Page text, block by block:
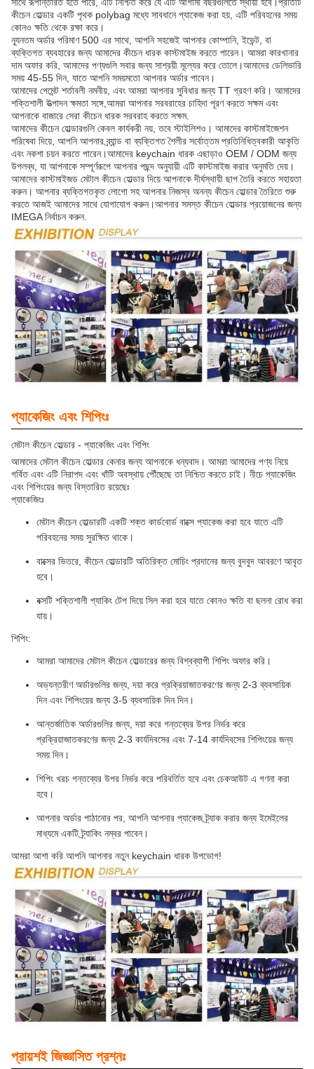
কীচেন হোল্ডার একটি পৃথক polybag মধ্যে সাবধানে প্যাকেজ করা হয়, এটি পরিবহনের সময়
কোনও ক্ষতি থেকে রক্ষা করে।
ন্যূনতম অর্ডার পরিমাণ 500 এর সাথে, আপনি সহজেই আপনার কোম্পানি, ইভেন্ট, বা
ব্যক্তিগত ব্যবহারের জন্য আমাদের কীচেন ধারক কাস্টমাইজ করতে পারেন। আমরা কারখানার
দাম অফার করি, আমাদের পণ্যগুলি সবার জন্য সাশ্রয়ী মূল্যের করে তোলে।আমাদের ডেলিভারি
সময় 45-55 দিন, যাতে আপনি সময়মতো আপনার অর্ডার পাবেন।
আমাদের পেমেন্ট শর্তাবলী নমনীয়, এবং আমরা আপনার সুবিধার জন্য TT গ্রহণ করি। আমাদের
শক্তিশালী উত্পাদন ক্ষমতা সঙ্গে,আমরা আপনার সরবরাহের চাহিদা পূরণ করতে সক্ষম এবং
আপনাকে বাজারে সেরা কীচেন ধারক সরবরাহ করতে সক্ষম.
আমাদের কীচেন হোল্ডারগুলি কেবল কার্যকরী নয়, তবে স্টাইলিশও। আমাদের কাস্টমাইজেশন
পরিষেবা দিয়ে, আপনি আপনার ব্র্যান্ড বা ব্যক্তিগত শৈলীর সর্বোত্তম প্রতিনিধিত্বকারী আকৃতি
এবং নকশা চয়ন করতে পারেন।আমাদের keychain ধারক এছাড়াও OEM / ODM জন্য
উপলব্ধ, যা আপনাকে সম্পূর্ণরূপে আপনার পছন্দ অনুযায়ী এটি কাস্টমাইজ করার অনুমতি দেয়।
আমাদের কাস্টমাইজড মেটাল কীচেন হোল্ডার দিয়ে আপনাকে দীর্ঘস্থায়ী ছাপ তৈরি করতে সহায়তা
করুন। আপনার ব্যক্তিগতকৃত লোগো সহ আপনার নিজস্ব অনন্য কীচেন হোল্ডার তৈরিতে শুরু
করতে আজই আমাদের সাথে যোগাযোগ করুন।আপনার সমস্ত কীচেন হোল্ডার প্রয়োজনের জন্য
IMEGA নির্বাচন করুন.
প্যাকেজিং এবং শিপিংঃ
মেটাল কীচেন হোল্ডার - প্যাকেজিং এবং শিপিং
আমাদের মেটাল কীচেন হোল্ডার কেনার জন্য আপনাকে ধন্যবাদ। আমরা আমাদের পণ্য নিয়ে
গর্বিত এবং এটি নিরাপদ এবং খাঁটি অবস্থায় পৌঁছেছে তা নিশ্চিত করতে চাই। নীচে প্যাকেজিং
এবং শিপিংয়ের জন্য বিস্তারিত রয়েছেঃ
প্যাকেজিংঃ
মেটাল কীচেন হোল্ডারটি একটি শক্ত কার্ডবোর্ড বাক্সে প্যাকেজ করা হবে যাতে এটি
পরিবহনের সময় সুরক্ষিত থাকে।
বাক্সের ভিতরে, কীচেন হোল্ডারটি অতিরিক্ত মোচিং প্রদানের জন্য বুদবুদ আবরণে আবৃত
হবে।
বক্সটি শক্তিশালী প্যাকিং টেপ দিয়ে সিল করা হবে যাতে কোনও ক্ষতি বা ছলনা রোধ করা
যায়।
শিপিং:
আমরা আমাদের মেটাল কীচেন হোল্ডারের জন্য বিশ্বব্যাপী শিপিং অফার করি।
অভ্যন্তরীণ অর্ডারগুলির জন্য, দয়া করে প্রক্রিয়াজাতকরণের জন্য 2-3 ব্যবসায়িক
দিন এবং শিপিংয়ের জন্য 3-5 ব্যবসায়িক দিন দিন।
আন্তর্জাতিক অর্ডারগুলির জন্য, দয়া করে গন্তব্যের উপর নির্ভর করে
প্রক্রিয়াজাতকরণের জন্য 2-3 কার্যদিবসের এবং 7-14 কার্যদিবসের শিপিংয়ের জন্য
সময় দিন।
শিপিং খরচ গন্তব্যের উপর নির্ভর করে পরিবর্তিত হবে এবং চেকআউট এ গণনা করা
হবে।
আপনার অর্ডার পাঠানোর পর, আপনি আপনার প্যাকেজ ট্র্যাক করার জন্য ইমেইলের
মাধ্যমে একটি ট্র্যাকিং নম্বর পাবেন।
আমরা আশা করি আপনি আপনার নতুন keychain ধারক উপভোগ!
প্রায়শই জিজ্ঞাসিত প্রশ্নঃ